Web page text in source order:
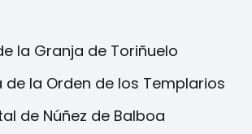
la Granja de Toriñuelo
de la Orden de los Templarios
de Núñez de Balboa